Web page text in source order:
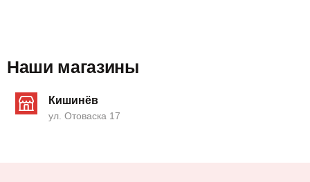
Наши магазины
Кишинёв
ул. Отоваска 17